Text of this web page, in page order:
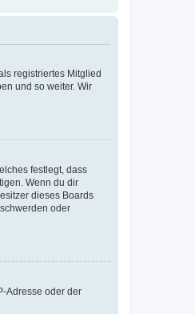
registriertes Mitglied
und so weiter. Wir
festlegt, dass
Wenn du dir
dieses Boards
oder
Adresse oder der